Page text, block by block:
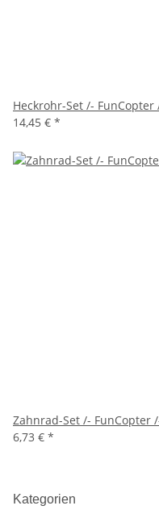
Heckrohr-Set /-
14,45 € *
Zahnrad-Set /- FunCopter
6,73 € *
Kategorien